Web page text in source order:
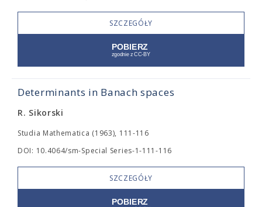
SZCZEGÓŁY
Determinants in Banach spaces
R. Sikorski
Studia Mathematica (1963), 111-116
DOI: 10.4064/sm-Special Series-1-111-116
SZCZEGÓŁY